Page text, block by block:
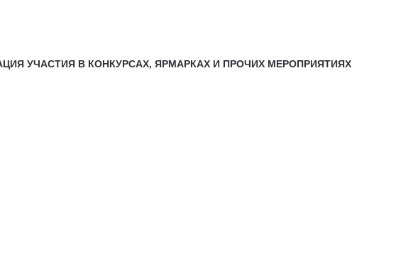
УЧАСТИЯ В КОНКУРСАХ, ЯРМАРКАХ И ПРОЧИХ МЕРОПРИЯТИЯХ